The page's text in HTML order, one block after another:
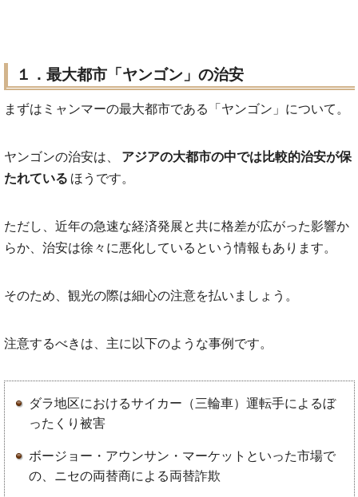
１．最大都市「ヤンゴン」の治安
まずはミャンマーの最大都市である「ヤンゴン」について。
ヤンゴンの治安は、
アジアの大都市の中では比較的治安が保
たれている ほうです。
ただし、近年の急速な経済発展と共に格差が広がった影響か
らか、治安は徐々に悪化しているという情報もあります。
そのため、観光の際は細心の注意を払いましょう。
注意するべきは、主に以下のような事例です。
ダラ地区におけるサイカー（三輪車）運転手によるぼ
ったくり被害
ボージョー・アウンサン・マーケットといった市場で
の、ニセの両替商による両替詐欺